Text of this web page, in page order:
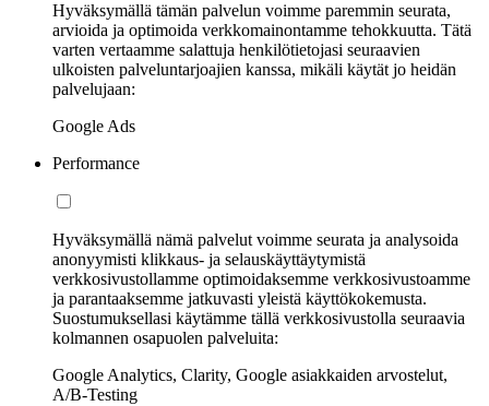
Hyväksymällä tämän palvelun voimme paremmin seurata,
arvioida ja optimoida verkkomainontamme tehokkuutta. Tätä
varten vertaamme salattuja henkilötietojasi seuraavien
ulkoisten palveluntarjoajien kanssa, mikäli käytät jo heidän
palvelujaan:
Google Ads
Performance
Hyväksymällä nämä palvelut voimme seurata ja analysoida
anonyymisti klikkaus- ja selauskäyttäytymistä
verkkosivustollamme optimoidaksemme verkkosivustoamme
ja parantaaksemme jatkuvasti yleistä käyttökokemusta.
Suostumuksellasi käytämme tällä verkkosivustolla seuraavia
kolmannen osapuolen palveluita:
Google Analytics, Clarity, Google asiakkaiden arvostelut,
A/B-Testing